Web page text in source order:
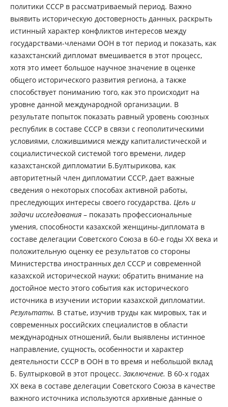
политики СССР в рассматриваемый период. Важно
выявить историческую достоверность данных, раскрыть
истинный характер конфликтов интересов между
государствами-членами ООН в тот период и показать, как
казахстанский дипломат вмешивается в этот процесс,
хотя это имеет большое научное значение в оценке
общего исторического развития региона, а также
способствует пониманию того, как это происходит на
уровне данной международной организации. В
результате попыток показать равный уровень союзных
республик в составе СССР в связи с геополитическими
условиями, сложившимися между капиталистической и
социалистической системой того времени, лидер
казахстанской дипломатии Б.Бултырикова, как
авторитетный член дипломатии СССР, дает важные
сведения о некоторых способах активной работы,
преследующих интересы своего государства. Цель и
задачи исследования – показать профессиональные
умения, способности казахской женщины-дипломата в
составе делегации Советского Союза в 60-е годы XX века и
положительную оценку ее результатов со стороны
Министерства иностранных дел СССР и современной
казахской исторической науки; обратить внимание на
достойное место этого события как исторического
источника в изучении истории казахской дипломатии.
Результаты. В статье, изучив труды как мировых, так и
современных российских специалистов в области
международных отношений, были выявлены истинное
направление, сущность, особенности и характер
деятельности СССР в ООН в то время и небольшой вклад
Б. Бултырковой в этот процесс. Заключение. В 60-х годах
XX века в составе делегации Советского Союза в качестве
важного источника используются архивные данные о